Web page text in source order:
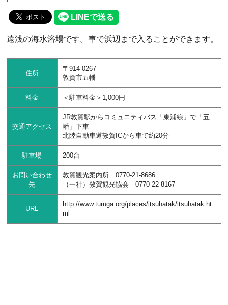
遠浅の海水浴場です。車で浜辺まで入ることができます。
住所
〒914-0267
敦賀市五幡
料金 ＜駐車料金＞1,000円
交通アクセス
JR敦賀駅からコミュニティバス「東浦線」で「五
幡」下車
北陸自動車道敦賀ICから車で約20分
駐車場 200台
お問い合わせ
先
敦賀観光案内所 0770-21-8686
（一社）敦賀観光協会 0770-22-8167
URL
http://www.turuga.org/places/itsuhatak/itsuhatak.ht
ml